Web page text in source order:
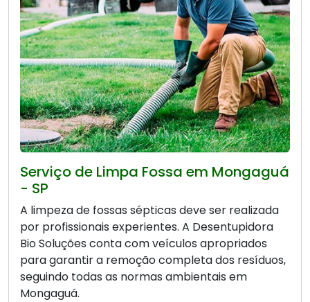
Serviço de Limpa Fossa em Mongaguá
- SP
A limpeza de fossas sépticas deve ser realizada
por profissionais experientes. A Desentupidora
Bio Soluções conta com veículos apropriados
para garantir a remoção completa dos resíduos,
seguindo todas as normas ambientais em
Mongaguá.